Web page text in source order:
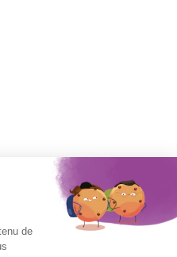
parfait pour le
professionnelles.
favorisant l’échange et la
espace de
à Paris 11 et offrez à votre
et inspirant !